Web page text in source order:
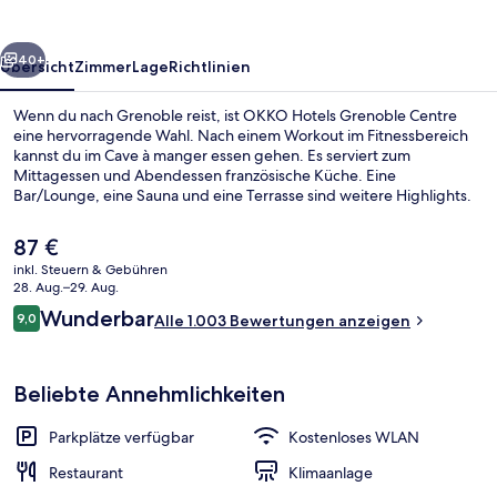
Weiter
40+
ÜbersichtZimmerLageRichtlinien
Wenn du nach Grenoble reist, ist OKKO Hotels Grenoble Centre
eine hervorragende Wahl. Nach einem Workout im Fitnessbereich
kannst du im Cave à manger essen gehen. Es serviert zum
Mittagessen und Abendessen französische Küche. Eine
Bar/Lounge, eine Sauna und eine Terrasse sind weitere Highlights.
Verkehrsmittel sind nur einen kurzen Fußmarsch entfernt: Zur
Straßenbahnhaltestelle Gustave Rivet sind es 5 Minuten und zur
Straßenbahnhaltestelle Chavant 6 Minuten.
Der
aktuelle
Preis
beträgt
87 €.
87 €
inkl. Steuern & Gebühren
28. Aug.–29. Aug.
Bewertungen
9,09,0 von 10.
WunderbarAlle 1.003 Bewertungen anzeigen
Beliebte Annehmlichkeiten
Parkplätze verfügbar
Kostenloses WLAN
Restaurant
Klimaanlage